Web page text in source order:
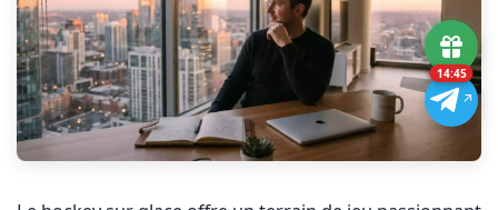
14:43